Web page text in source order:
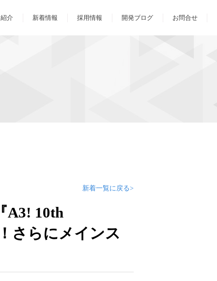
介 新着情報 採用情報 開発ブログ お問合せ
新着一覧に戻る>
A3! 10th
さらにメインス